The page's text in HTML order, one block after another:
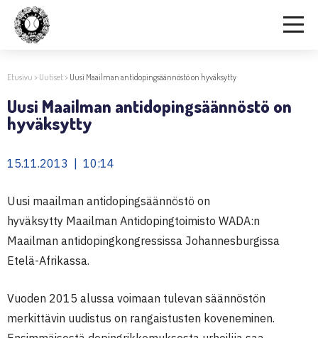
Etusivu > Uutiset> Uusi Maailman antidopingsäännöstö on hyväksytty
Uusi Maailman antidopingsäännöstö on
hyväksytty
15.11.2013 | 10:14
Uusi maailman antidopingsäännöstö on
hyväksytty Maailman Antidopingtoimisto WADA:n
Maailman antidopingkongressissa Johannesburgissa
Etelä-Afrikassa.
Vuoden 2015 alussa voimaan tulevan säännöstön
merkittävin uudistus on rangaistusten koveneminen.